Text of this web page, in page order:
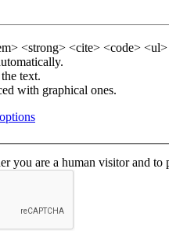
<strong> <cite> <code>
text.
with graphical ones.
you are a human visitor and to